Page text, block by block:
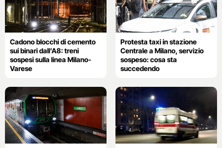
Cadono blocchi di cemento
sui binari dall’A8: treni
sospesi sulla linea Milano-
Varese
Protesta taxi in stazione
Centrale a Milano, servizio
sospeso: cosa sta
succedendo